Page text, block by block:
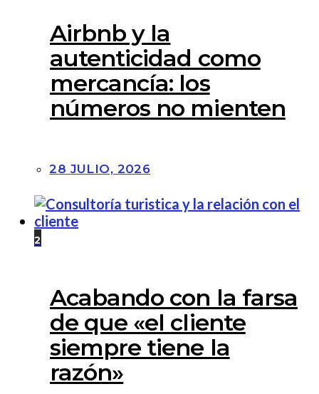
Airbnb y la
autenticidad como
mercancía: los
números no mienten
28 JULIO, 2026
2
Acabando con la farsa
de que «el cliente
siempre tiene la
razón»